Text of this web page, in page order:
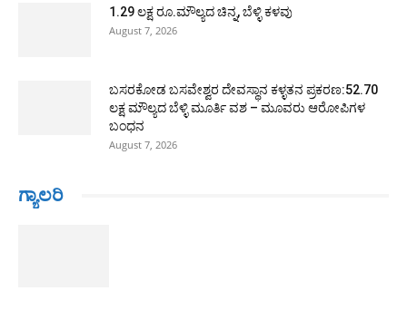
1.29 ಲಕ್ಷ ರೂ.ಮೌಲ್ಯದ ಚಿನ್ನ, ಬೆಳ್ಳಿ ಕಳವು
August 7, 2026
ಬಸರಕೋಡ ಬಸವೇಶ್ವರ ದೇವಸ್ಥಾನ ಕಳ್ಳತನ ಪ್ರಕರಣ:52.70
ಲಕ್ಷ ಮೌಲ್ಯದ ಬೆಳ್ಳಿ ಮೂರ್ತಿ ವಶ – ಮೂವರು ಆರೋಪಿಗಳ
ಬಂಧನ
August 7, 2026
ಗ್ಯಾಲರಿ